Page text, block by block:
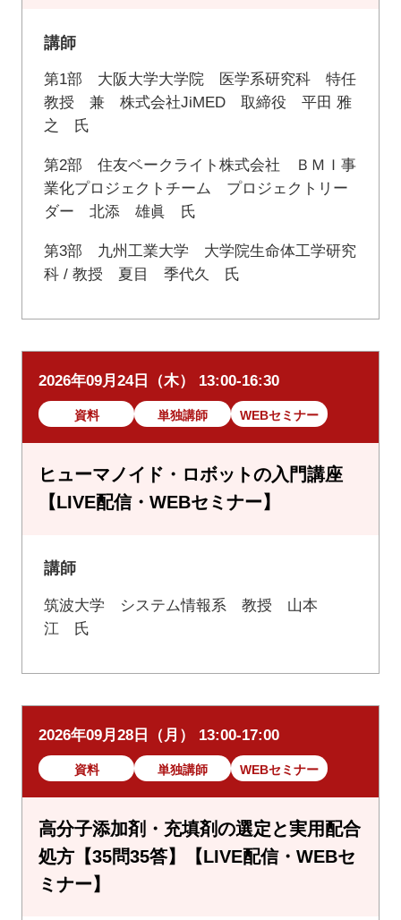
講師
第1部 大阪大学大学院 医学系研究科 特任
教授 兼 株式会社JiMED 取締役 平田 雅
之 氏
第2部 住友ベークライト株式会社 ＢＭＩ事
業化プロジェクトチーム プロジェクトリー
ダー 北添 雄眞 氏
第3部 九州工業大学 大学院生命体工学研究
科 / 教授 夏目 季代久 氏
2026年09月24日（木） 13:00-16:30
資料 単独講師 WEBセミナー
ヒューマノイド・ロボットの入門講座
【LIVE配信・WEBセミナー】
講師
筑波大学 システム情報系 教授 山本
江 氏
2026年09月28日（月） 13:00-17:00
資料 単独講師 WEBセミナー
高分子添加剤・充填剤の選定と実用配合
処方【35問35答】【LIVE配信・WEBセ
ミナー】